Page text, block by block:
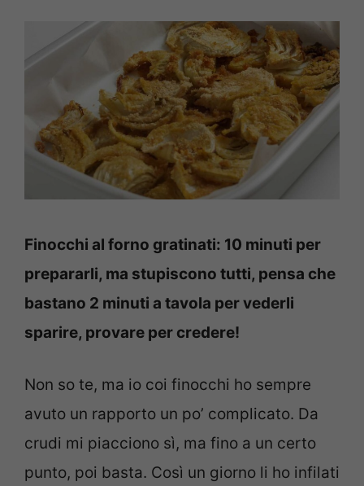
Finocchi al forno gratinati: 10 minuti per
prepararli, ma stupiscono tutti, pensa che
bastano 2 minuti a tavola per vederli
sparire, provare per credere!
Non so te, ma io coi finocchi ho sempre
avuto un rapporto un po’ complicato. Da
crudi mi piacciono sì, ma fino a un certo
punto, poi basta. Così un giorno li ho infilati